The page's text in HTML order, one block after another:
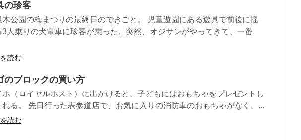
の珍客
木公園の梅まつりの最終日のできごと。 児童遊園にある遊具で前後に揺
3人乗りの犬電車に珍客が乗った。突然、オジサンがやってきて、一番
読む
のブロックの買い方
ホ（ロイヤルホスト）に出かけると、子どもにはおもちゃをプレゼントし
れる。 先日行った表参道店で、お気に入りの消防車のおもちゃがなく、...
読む